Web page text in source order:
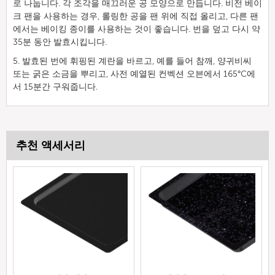
로 나눕니다. 각 조각을 매끄러운 공 모양으로 만듭니다. 비전 베이
크 팬을 사용하는 경우, 롤링한 공을 팬 위에 직접 올리고, 다른 팬
에서는 베이킹 종이를 사용하는 것이 좋습니다. 번을 덮고 다시 약
35분 동안 발효시킵니다.
5. 발효된 번에 휘핑된 계란을 바르고, 예를 들어 참깨, 양귀비씨
또는 굵은 소금을 뿌리고, 사전 예열된 컨벡션 오븐에서 165°C에
서 15분간 구워줍니다.
추천 액세서리